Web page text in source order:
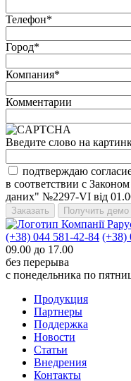
Телефон*
Город*
Компания*
Комментарии
Введите слово на
подтверждаю
в соответствии с
даних" №2297-VI від
(+38) 044 581-42-84 (+38)
09.00 до 17.00
без перерыва
с понедельника по
Продукция
Партнеры
Поддержка
Новости
Статьи
Внедрения
Контакты